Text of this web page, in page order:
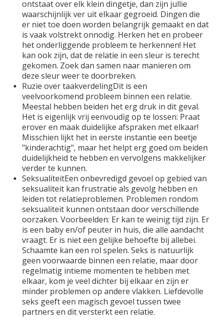
ontstaat over elk klein dingetje, dan zijn jullie
waarschijnlijk ver uit elkaar gegroeid. Dingen die
er niet toe doen worden belangrijk gemaakt en dat
is vaak volstrekt onnodig. Herken het en probeer
het onderliggende probleem te herkennen! Het
kan ook zijn, dat de relatie in een sleur is terecht
gekomen. Zoek dan samen naar manieren om
deze sleur weer te doorbreken.
Ruzie over taakverdelingDit is een
veelvoorkomend probleem binnen een relatie.
Meestal hebben beiden het erg druk in dit geval.
Het is eigenlijk vrij eenvoudig op te lossen: Praat
erover en maak duidelijke afspraken met elkaar!
Misschien lijkt het in eerste instantie een beetje
"kinderachtig", maar het helpt erg goed om beiden
duidelijkheid te hebben en vervolgens makkelijker
verder te kunnen.
SeksualiteitEen onbevredigd gevoel op gebied van
seksualiteit kan frustratie als gevolg hebben en
leiden tot relatieproblemen. Problemen rondom
seksualiteit kunnen ontstaan door verschillende
oorzaken. Voorbeelden: Er kan te weinig tijd zijn. Er
is een baby en/of peuter in huis, die alle aandacht
vraagt. Er is niet een gelijke behoefte bij allebei.
Schaamte kan een rol spelen. Seks is natuurlijk
geen voorwaarde binnen een relatie, maar door
regelmatig intieme momenten te hebben met
elkaar, kom je veel dichter bij elkaar en zijn er
minder problemen op andere vlakken. Liefdevolle
seks geeft een magisch gevoel tussen twee
partners en dit versterkt een relatie.